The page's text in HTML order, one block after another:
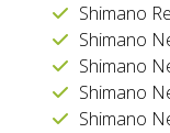
Shimano
Shimano
Shimano
Shimano
Shimano